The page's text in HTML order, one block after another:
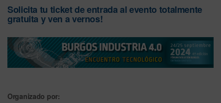
Solicita tu ticket de entrada al evento totalmente
gratuita y ven a vernos!
Organizado por: